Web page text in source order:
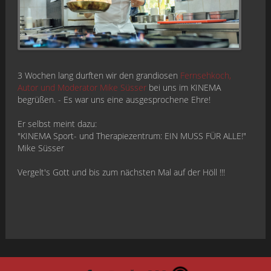
3 Wochen lang durften wir den grandiosen Fernsehkoch,
Autor und Moderator Mike Süsserbei uns im KINEMA
begrüßen. - Es war uns eine ausgesprochene Ehre!
Er selbst meint dazu:
"KINEMA Sport- und Therapiezentrum: EIN MUSS FÜR ALLE!"
Mike Süsser
Vergelt's Gott und bis zum nächsten Mal auf der Höll !!!